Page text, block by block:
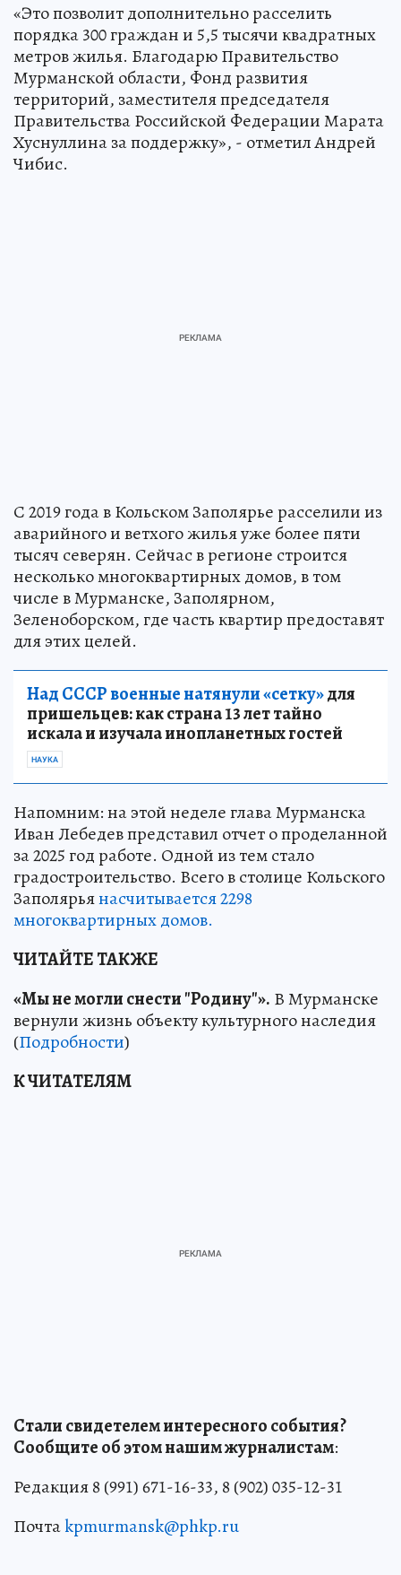
«Это позволит дополнительно расселить
порядка 300 граждан и 5,5 тысячи квадратных
метров жилья. Благодарю Правительство
Мурманской области, Фонд развития
территорий, заместителя председателя
Правительства Российской Федерации Марата
Хуснуллина за поддержку», - отметил Андрей
Чибис.
С 2019 года в Кольском Заполярье расселили из
аварийного и ветхого жилья уже более пяти
тысяч северян. Сейчас в регионе строится
несколько многоквартирных домов, в том
числе в Мурманске, Заполярном,
Зеленоборском, где часть квартир предоставят
для этих целей.
Над СССР военные натянули «сетку»для
пришельцев: как страна 13 лет тайно
искала и изучала инопланетных гостей
НАУКА
Напомним: на этой неделе глава Мурманска
Иван Лебедев представил отчет о проделанной
за 2025 год работе. Одной из тем стало
градостроительство. Всего в столице Кольского
Заполярьянасчитывается 2298
многоквартирных домов.
ЧИТАЙТЕ ТАКЖЕ
«Мы не могли снести "Родину"». В Мурманске
вернули жизнь объекту культурного наследия
(Подробности)
К ЧИТАТЕЛЯМ
Стали свидетелем интересного события?
Сообщите об этом нашим журналистам:
Редакция 8 (991) 671-16-33, 8 (902) 035-12-31
Почтаkpmurmansk@phkp.ru